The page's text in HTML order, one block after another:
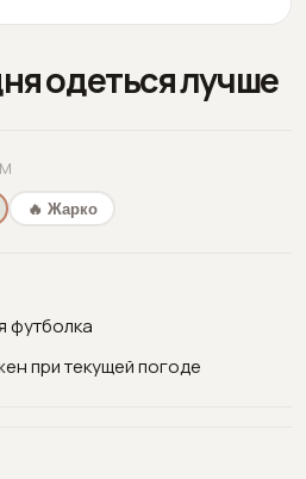
одеться лучше
🔥 Жарко
футболка
при текущей погоде